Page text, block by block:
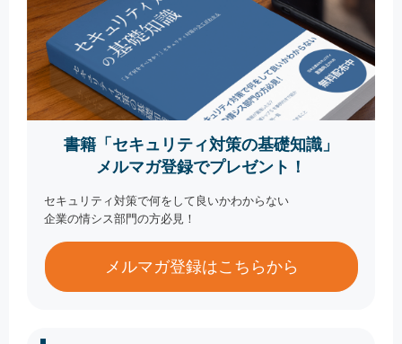
書籍「セキュリティ対策の基礎知識」
メルマガ登録でプレゼント！
セキュリティ対策で何をして良いかわからない
企業の情シス部門の方必見！
メルマガ登録はこちらから